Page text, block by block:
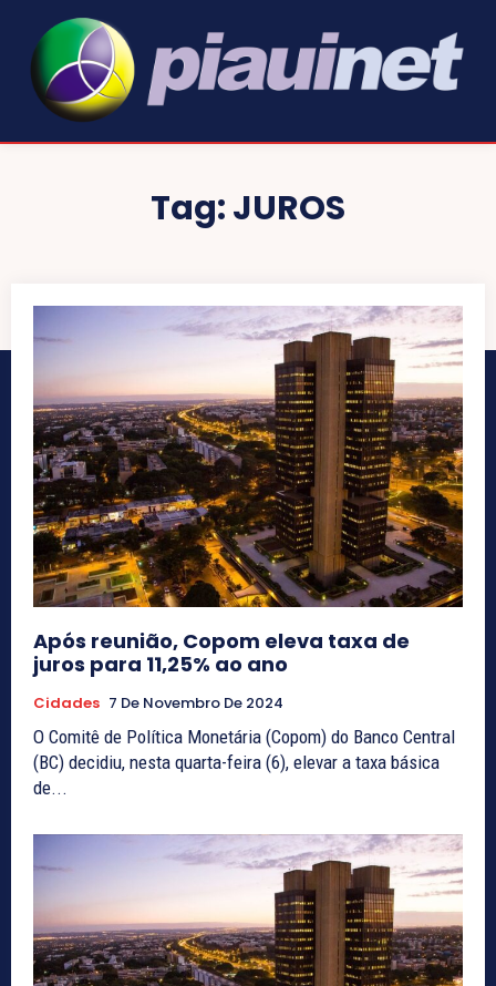
Tag:JUROS
Após reunião, Copom eleva taxa de
juros para 11,25% ao ano
Cidades 7 De Novembro De 2024
O Comitê de Política Monetária (Copom) do Banco Central
(BC) decidiu, nesta quarta-feira (6), elevar a taxa básica
de...